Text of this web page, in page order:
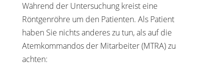
Während der Untersuchung kreist eine
Röntgenröhre um den Patienten. Als Patient
haben Sie nichts anderes zu tun, als auf die
Atemkommandos der Mitarbeiter (MTRA) zu
achten: